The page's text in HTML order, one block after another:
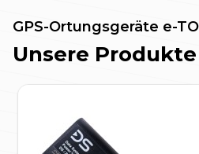
GPS-Ortungsgeräte e-
Unsere Produkte